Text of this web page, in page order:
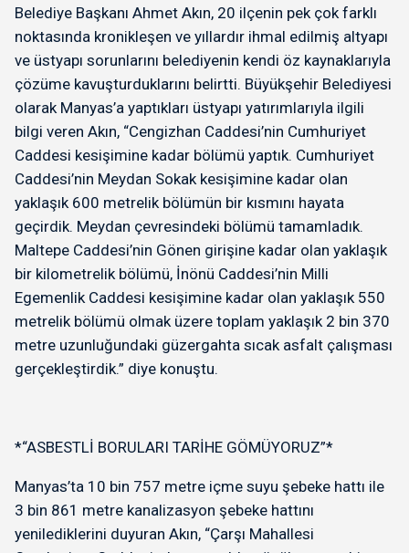
Belediye Başkanı Ahmet Akın, 20 ilçenin pek çok farklı
noktasında kronikleşen ve yıllardır ihmal edilmiş altyapı
ve üstyapı sorunlarını belediyenin kendi öz kaynaklarıyla
çözüme kavuşturduklarını belirtti. Büyükşehir Belediyesi
olarak Manyas’a yaptıkları üstyapı yatırımlarıyla ilgili
bilgi veren Akın, “Cengizhan Caddesi’nin Cumhuriyet
Caddesi kesişimine kadar bölümü yaptık. Cumhuriyet
Caddesi’nin Meydan Sokak kesişimine kadar olan
yaklaşık 600 metrelik bölümün bir kısmını hayata
geçirdik. Meydan çevresindeki bölümü tamamladık.
Maltepe Caddesi’nin Gönen girişine kadar olan yaklaşık
bir kilometrelik bölümü, İnönü Caddesi’nin Milli
Egemenlik Caddesi kesişimine kadar olan yaklaşık 550
metrelik bölümü olmak üzere toplam yaklaşık 2 bin 370
metre uzunluğundaki güzergahta sıcak asfalt çalışması
gerçekleştirdik.” diye konuştu.
*“ASBESTLİ BORULARI TARİHE GÖMÜYORUZ”*
Manyas’ta 10 bin 757 metre içme suyu şebeke hattı ile
3 bin 861 metre kanalizasyon şebeke hattını
yenilediklerini duyuran Akın, “Çarşı Mahallesi